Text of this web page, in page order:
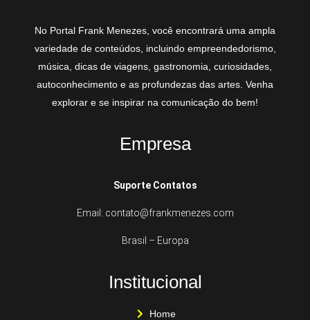
No Portal Frank Menezes, você encontrará uma ampla
variedade de conteúdos, incluindo empreendedorismo,
música, dicas de viagens, gastronomia, curiosidades,
autoconhecimento e as profundezas das artes. Venha
explorar e se inspirar na comunicação do bem!
Empresa
Suporte Contatos
Email: contato@frankmenezes.com
Brasil – Europa
Institucional
Home